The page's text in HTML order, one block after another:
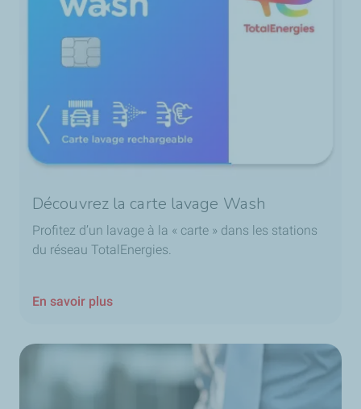
Découvrez la carte lavage Wash
Profitez d’un lavage à la « carte » dans les stations
du réseau TotalEnergies.
En savoir plus